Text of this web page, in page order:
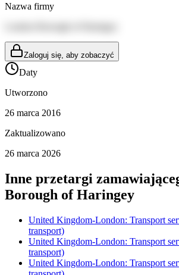
Nazwa firmy
Zaloguj się, aby zobaczyć
Daty
Utworzono
26 marca 2016
Zaktualizowano
26 marca 2026
Inne przetargi
Borough of Haringey
United Kingdom-London: Transport
transport)
United Kingdom-London: Transport
transport)
United Kingdom-London: Transport